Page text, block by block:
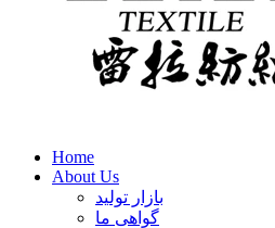
Home
About Us
بازار تولید
گواهی ما